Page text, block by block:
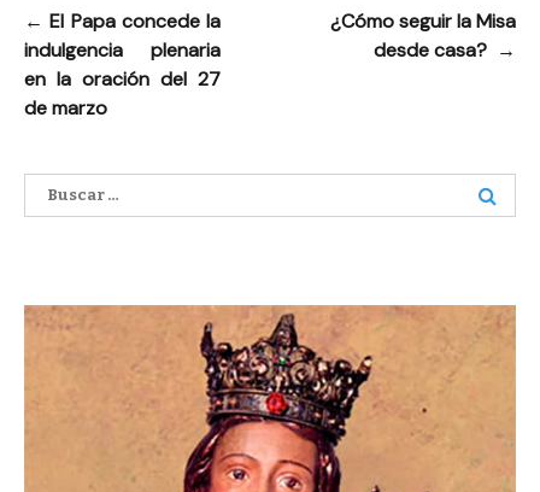
Navegación
de
entradas
← El Papa concede la
indulgencia plenaria
en la oración del 27
de marzo
¿Cómo seguir la Misa
desde casa? →
Buscar: